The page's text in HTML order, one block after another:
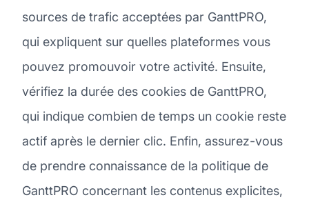
sources de trafic acceptées par GanttPRO,
qui expliquent sur quelles plateformes vous
pouvez promouvoir votre activité. Ensuite,
vérifiez la durée des cookies de GanttPRO,
qui indique combien de temps un cookie reste
actif après le dernier clic. Enfin, assurez-vous
de prendre connaissance de la politique de
GanttPRO concernant les contenus explicites,